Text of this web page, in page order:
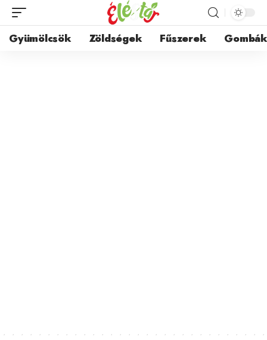
Gyümölcsök Zöldségek Fűszerek Gombák